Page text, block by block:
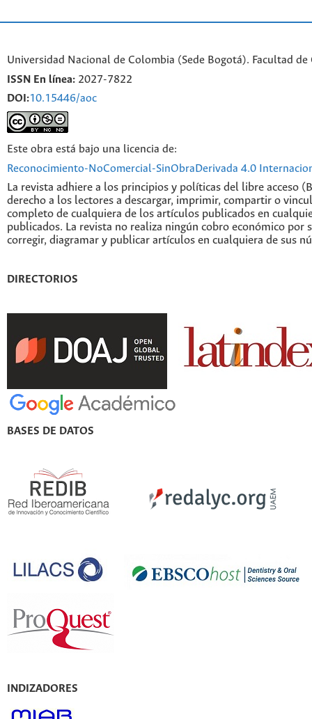
Universidad Nacional de Colombia (Sede Bogotá). Facultad
ISSN En línea: 2027-7822
DOI:10.15446/aoc
Este obra está bajo una licencia de:
Reconocimiento-NoComercial-SinObraDerivada 4.0
La revista adhiere a los principios y políticas del libre acceso
derecho a los lectores a descargar, imprimir, compartir o
completo de cualquiera de los artículos publicados en
publicados. La revista no realiza ningún cobro económico por
corregir, diagramar y publicar artículos en cualquiera de sus
DIRECTORIOS
BASES DE DATOS
INDIZADORES